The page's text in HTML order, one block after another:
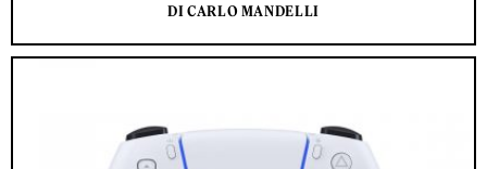
DI CARLO MANDELLI